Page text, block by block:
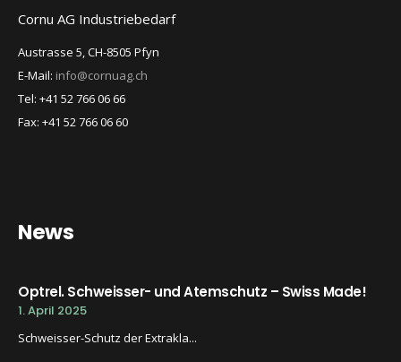
Cornu AG Industriebedarf
Austrasse 5, CH-8505 Pfyn
E-Mail: info@cornuag.ch
Tel: +41 52 766 06 66
Fax: +41 52 766 06 60
News
Optrel. Schweisser- und Atemschutz – Swiss Made!
1. April 2025
Schweisser-Schutz der Extrakla...